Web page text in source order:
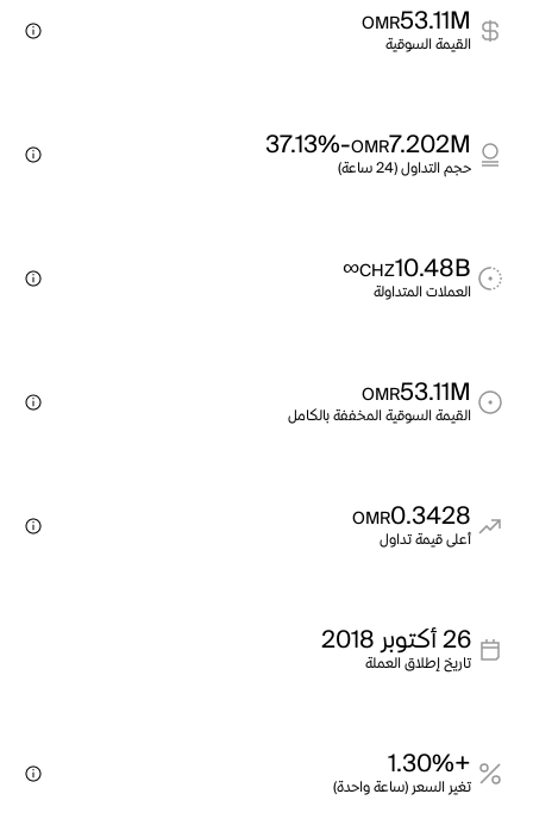
53.11M
OMR
القيمة السوقية
7.202M
OMR
-37.13%
حجم التداول (24 ساعة)
10.48B
CHZ
∞
العملات المتداولة
53.11M
OMR
القيمة السوقية المخففة بالكامل
0.3428
OMR
أعلى قيمة تداول
26 أكتوبر 2018
تاريخ إطلاق العملة
+1.30%
تغير السعر (ساعة واحدة)